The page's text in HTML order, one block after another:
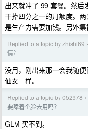
出来就冲了 99 套餐。然后
干掉四分之一的月额度。
是生产力需要加钱。另外集
Replied to a topic by zhishi69 ›
情？
没用，刚出来那一会我随
仙女一样。
Replied to a topic by 052678 ›
要舔着个脸去用吗？
GLM 买不到。